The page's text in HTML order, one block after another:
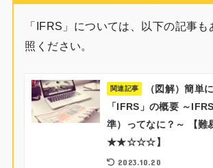
「IFRS」については、以下の記事も
照ください。
関連記事
（図解）簡単
「IFRS」の概要 ～
準）ってなに？～ 【難
★★☆☆☆】
2023.10.20